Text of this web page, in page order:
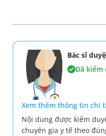
Bác sĩ
Đã kiểm
Xem thêm thông tin chi
Nội dung được kiểm
chuyên gia y tế theo